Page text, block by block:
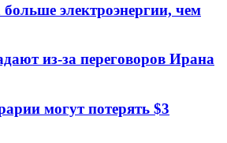
электроэнергии, чем
из-за переговоров Ирана
могут потерять $3